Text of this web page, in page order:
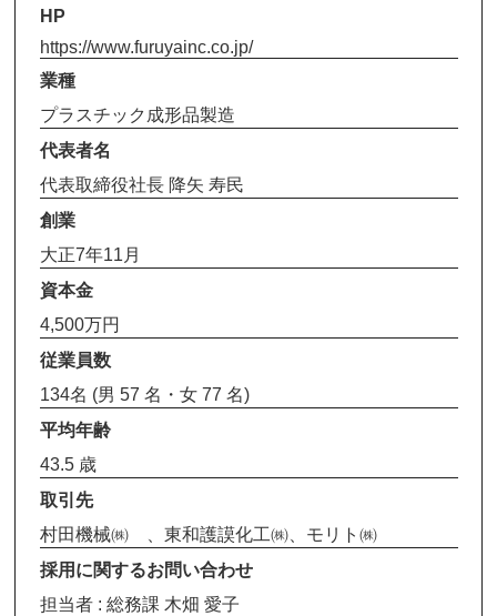
HP
https://www.furuyainc.co.jp/
業種
プラスチック成形品製造
代表者名
代表取締役社長 降矢 寿民
創業
大正7年11月
資本金
4,500万円
従業員数
134名 (男 57 名・女 77 名)
平均年齢
43.5 歳
取引先
村田機械㈱ 、東和護謨化工㈱、モリト㈱
採用に関するお問い合わせ
担当者 : 総務課 木畑 愛子